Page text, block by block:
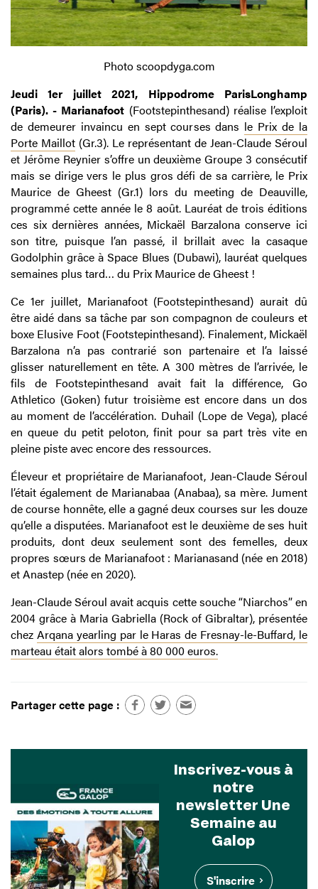
Photo scoopdyga.com
Jeudi 1er juillet 2021, Hippodrome ParisLonghamp
(Paris). - Marianafoot (Footstepinthesand) réalise l’exploit
de demeurer invaincu en sept courses dans le Prix de la
Porte Maillot (Gr.3). Le représentant de Jean-Claude Séroul
et Jérôme Reynier s’offre un deuxième Groupe 3 consécutif
mais se dirige vers le plus gros défi de sa carrière, le Prix
Maurice de Gheest (Gr.1) lors du meeting de Deauville,
programmé cette année le 8 août. Lauréat de trois éditions
ces six dernières années, Mickaël Barzalona conserve ici
son titre, puisque l’an passé, il brillait avec la casaque
Godolphin grâce à Space Blues (Dubawi), lauréat quelques
semaines plus tard… du Prix Maurice de Gheest !
Ce 1er juillet, Marianafoot (Footstepinthesand) aurait dû
être aidé dans sa tâche par son compagnon de couleurs et
boxe Elusive Foot (Footstepinthesand). Finalement, Mickaël
Barzalona n’a pas contrarié son partenaire et l’a laissé
glisser naturellement en tête. A 300 mètres de l’arrivée, le
fils de Footstepinthesand avait fait la différence, Go
Athletico (Goken) futur troisième est encore dans un dos
au moment de l’accélération. Duhail (Lope de Vega), placé
en queue du petit peloton, finit pour sa part très vite en
pleine piste avec encore des ressources.
Éleveur et propriétaire de Marianafoot, Jean-Claude Séroul
l’était également de Marianabaa (Anabaa), sa mère. Jument
de course honnête, elle a gagné deux courses sur les douze
qu’elle a disputées. Marianafoot est le deuxième de ses huit
produits, dont deux seulement sont des femelles, deux
propres sœurs de Marianafoot : Marianasand (née en 2018)
et Anastep (née en 2020).
Jean-Claude Séroul avait acquis cette souche “Niarchos” en
2004 grâce à Maria Gabriella (Rock of Gibraltar), présentée
chez Arqana yearling par le Haras de Fresnay-le-Buffard, le
marteau était alors tombé à 80 000 euros.
Partager cette page :
Inscrivez-vous à
notre
newsletter Une
Semaine au
Galop
S'inscrire